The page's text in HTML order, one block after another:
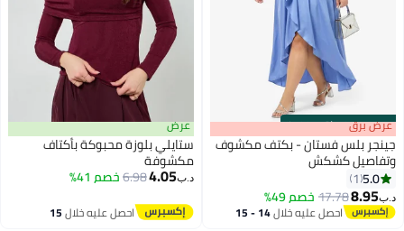
00m:00s
·باقي 100% عرض برق
جينجر بلس فستان - بكتف مكشوف
وتفاصيل كشكش
5.0
1
د.ب‏8.95
17.78خصم 49%
احصل عليه خلال 14 - 15
عرض
ستايلي بلوزة محبوكة بأكتاف
مكشوفة
د.ب‏4.05
6.98خصم 41%
احصل عليه خلال15